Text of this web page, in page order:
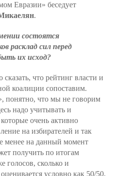
Евразии» беседует
.
состоятся
расклад сил перед
их исход?
сказать, что рейтинг власти и
коалиции сопоставим.
понятно, что мы не говорим
надо учитывать и
очень активно
на избирателей и так
менее на данный момент
получить по итогам
голосов, сколько и
условно как 50/50.